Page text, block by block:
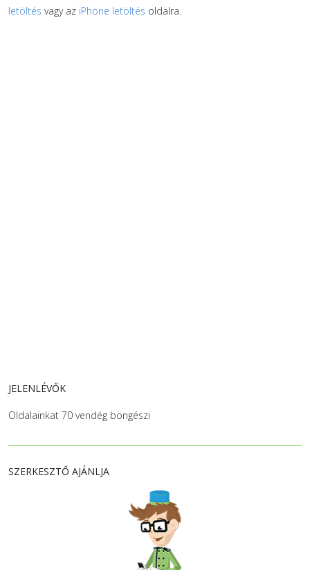
letöltés vagy az iPhone letöltés oldalra.
JELENLÉVŐK
Oldalainkat 70 vendég böngészi
SZERKESZTŐ AJÁNLJA